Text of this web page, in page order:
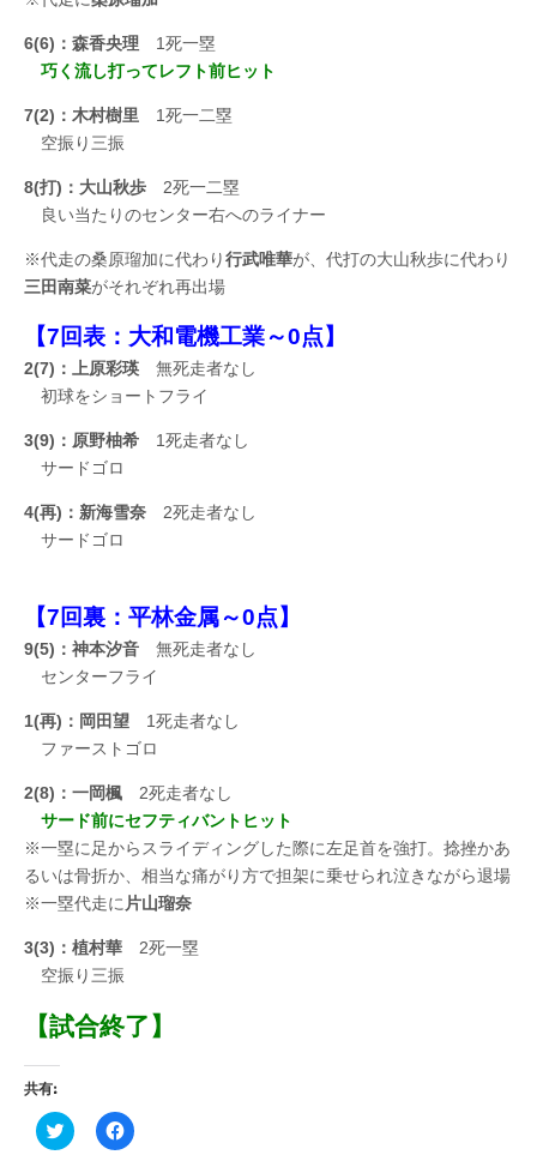
6(6)：森香央理 1死一塁
巧く流し打ってレフト前ヒット
7(2)：木村樹里 1死一二塁
空振り三振
8(打)：大山秋歩 2死一二塁
良い当たりのセンター右へのライナー
※代走の桑原瑠加に代わり行武唯華が、代打の大山秋歩に代わり
三田南菜がそれぞれ再出場
【7回表：大和電機工業～0点】
2(7)：上原彩瑛 無死走者なし
初球をショートフライ
3(9)：原野柚希 1死走者なし
サードゴロ
4(再)：新海雪奈 2死走者なし
サードゴロ
【7回裏：平林金属～0点】
9(5)：神本汐音 無死走者なし
センターフライ
1(再)：岡田望 1死走者なし
ファーストゴロ
2(8)：一岡楓 2死走者なし
サード前にセフティバントヒット
※一塁に足からスライディングした際に左足首を強打。捻挫かあ
るいは骨折か、相当な痛がり方で担架に乗せられ泣きながら退場
※一塁代走に 片山瑠奈
3(3)：植村華 2死一塁
空振り三振
【試合終了】
共有:
ク
リ
F
a